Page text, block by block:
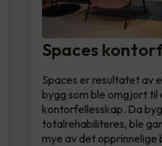
Spaces
Spaces er resultatet av
bygg som ble omgjort til
kontorfellesskap. Da
totalrehabiliteres, ble
mye av det opprinnelige